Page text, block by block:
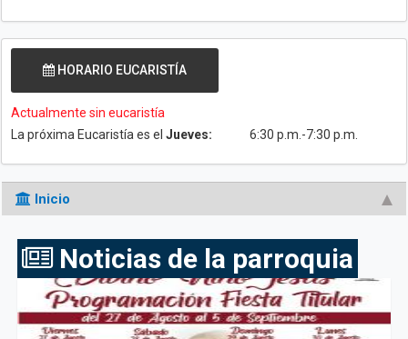
HORARIO EUCARISTÍA
Actualmente sin eucaristía
La próxima Eucaristía es el Jueves: 6:30 p.m.-7:30 p.m.
Inicio
Noticias de la parroquia